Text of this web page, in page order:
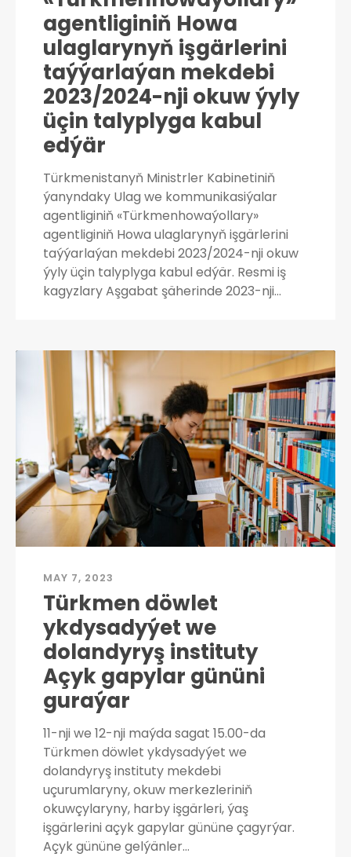
agentliginiň Howa
ulaglarynyň işgärlerini
taýýarlaýan mekdebi
2023/2024-nji okuw ýyly
üçin talyplyga kabul
edýär
Türkmenistanyň Ministrler Kabinetiniň
ýanyndaky Ulag we kommunikasiýalar
agentliginiň «Türkmenhowaýollary»
agentliginiň Howa ulaglarynyň işgärlerini
taýýarlaýan mekdebi 2023/2024-nji okuw
ýyly üçin talyplyga kabul edýär. Resmi iş
kagyzlary Aşgabat şäherinde 2023-nji…
MAY 7, 2023
Türkmen döwlet
ykdysadyýet we
dolandyryş instituty
Açyk gapylar gününi
guraýar
11-nji we 12-nji maýda sagat 15.00-da
Türkmen döwlet ykdysadyýet we
dolandyryş instituty mekdebi
uçurumlaryny, okuw merkezleriniň
okuwçylaryny, harby işgärleri, ýaş
işgärlerini açyk gapylar gününe çagyrýar.
Açyk gününe gelýänler…